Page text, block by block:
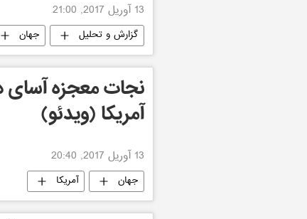
13 آوریل 2017, 21:00
گزارش و تحلیل جهان
نجات معجزه آسای
آمریکا (ویدئو)
13 آوریل 2017, 20:40
جهان آمریکا